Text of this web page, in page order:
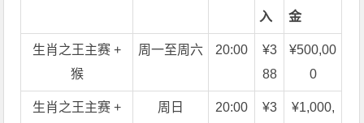
入
金
生肖之王主赛 +
猴
周一至周六 20:00
¥3
88
¥500,00
0
生肖之王主赛 +
周日 20:00
¥3
¥1,000,